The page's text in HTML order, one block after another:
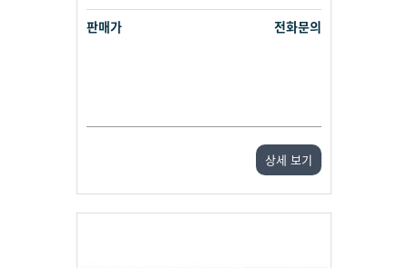
판매가 전화문의
상세 보기